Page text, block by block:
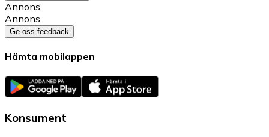
Annons
Annons
Ge oss feedback
Hämta mobilappen
Konsument